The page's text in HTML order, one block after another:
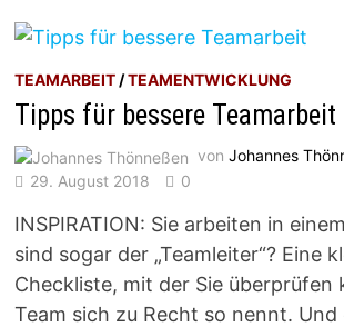
TEAMARBEIT /TEAMENTWICKLUNG
Tipps für bessere Teamarbeit
vonJohannes
29. August 2018
0
INSPIRATION: Sie arbeiten in
sind sogar der „Teamleiter“? Eine
Checkliste, mit der Sie überprüfen
Team sich zu Recht so nennt.